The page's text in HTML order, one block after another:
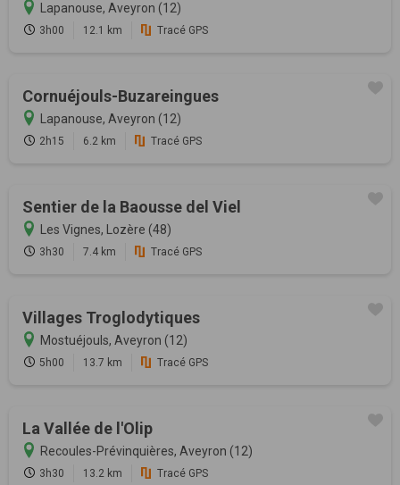
Lapanouse, Aveyron (12)
3h00 12.1 km Tracé GPS
Cornuéjouls-Buzareingues
Lapanouse, Aveyron (12)
2h15 6.2 km Tracé GPS
Sentier de la Baousse del Viel
Les Vignes, Lozère (48)
3h30 7.4 km Tracé GPS
Villages Troglodytiques
Mostuéjouls, Aveyron (12)
5h00 13.7 km Tracé GPS
La Vallée de l'Olip
Recoules-Prévinquières, Aveyron (12)
3h30 13.2 km Tracé GPS